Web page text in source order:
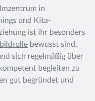
in
und Kita-
ist ihr besonders
bewusst sind,
sich regelmäßig über
begleiten zu
gut begründet und